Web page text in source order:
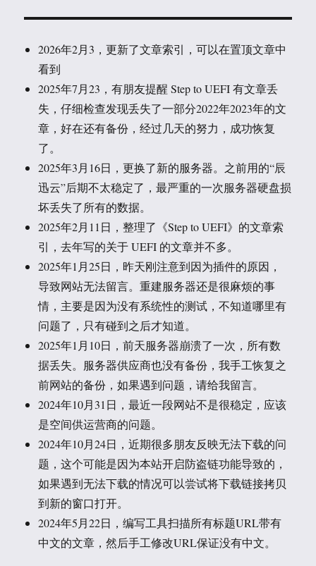
2026年2月3，更新了文章索引，可以在置顶文章中
看到
2025年7月23，有朋友提醒 Step to UEFI 有文章丢
失，仔细检查发现丢失了一部分2022年2023年的文
章，好在还有备份，经过几天的努力，成功恢复
了。
2025年3月16日，更换了新的服务器。之前用的“辰
迅云”后期不太稳定了，最严重的一次服务器硬盘损
坏丢失了所有的数据。
2025年2月11日，整理了《Step to UEFI》的文章索
引，去年写的关于 UEFI 的文章并不多。
2025年1月25日，昨天刚注意到因为插件的原因，
导致网站无法留言。重建服务器还是很麻烦的事
情，主要是因为没有系统性的测试，不知道哪里有
问题了，只有碰到之后才知道。
2025年1月10日，前天服务器崩溃了一次，所有数
据丢失。服务器供应商也没有备份，我手工恢复之
前网站的备份，如果遇到问题，请给我留言。
2024年10月31日，最近一段网站不是很稳定，应该
是空间供运营商的问题。
2024年10月24日，近期很多朋友反映无法下载的问
题，这个可能是因为本站开启防盗链功能导致的，
如果遇到无法下载的情况可以尝试将下载链接拷贝
到新的窗口打开。
2024年5月22日，编写工具扫描所有标题URL带有
中文的文章，然后手工修改URL保证没有中文。